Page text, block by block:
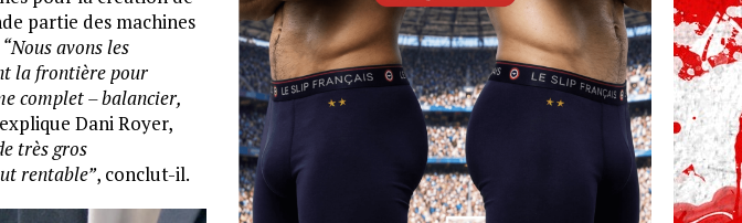
partie des machines
“Nous avons les
la frontière pour
complet – balancier,
Dani Royer,
très gros
rentable”, conclut-il.